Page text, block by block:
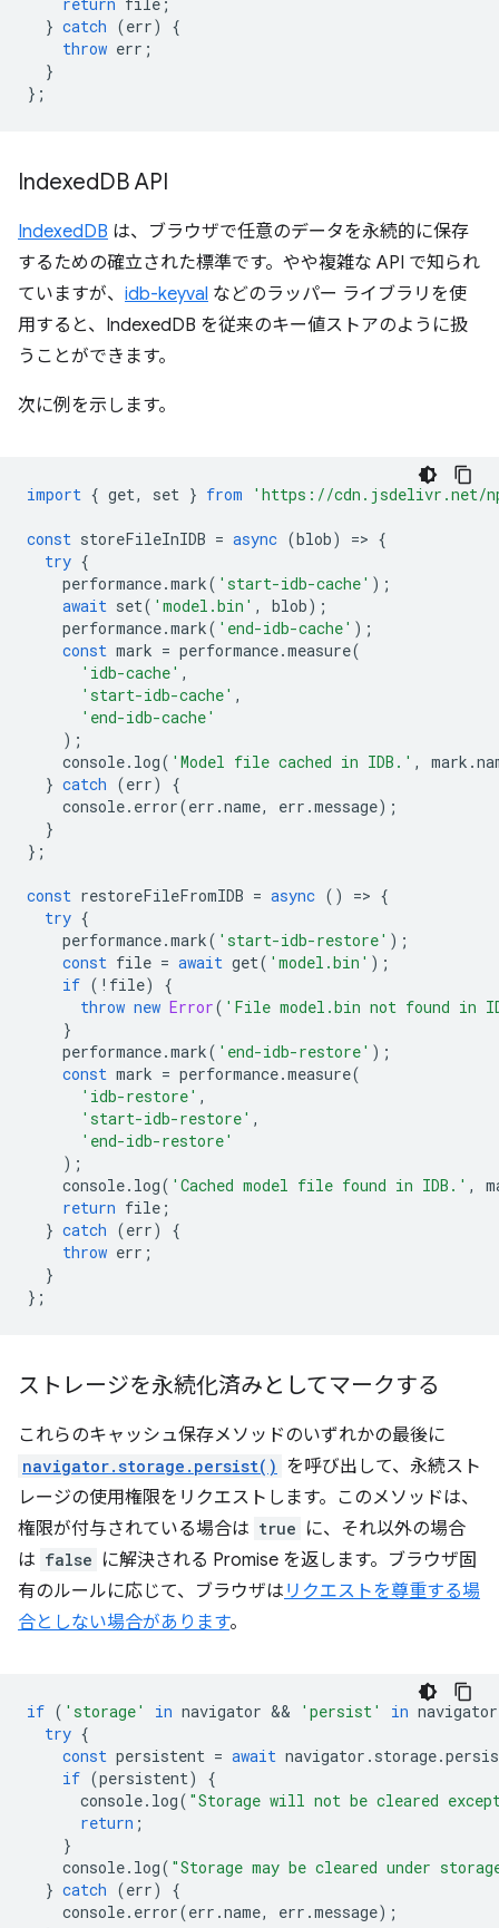
} catch (err)
{
throw err ;
}
};
IndexedDB API
IndexedDB は、ブラウザで任意のデータを永続的に保存
するための確立された標準です。やや複雑な API で知られ
ていますが、 idb-keyval などのラッパー ライブラリを使
用すると、IndexedDB を従来のキー値ストアのように扱
うことができます。
次に例を示します。
import { get, set } from 'https://cdn.jsdelivr.net/
const storeFileInIDB = async (blob) => {
try {
performance.mark( 'start-idb-cache' );
await set( 'model.bin' , blob);
performance.mark( 'end-idb-cache' );
const mark = performance.measure(
'idb-cache' ,
'start-idb-cache' ,
'end-idb-cache'
);
console. log( 'Model file cached in IDB.' , mark .
} catch (err)
{
console. error(err .name, err .message);
}
};
const restoreFileFromIDB = async () => {
try {
performance.mark( 'start-idb-restore' );
const file = await get( 'model.bin' );
if ( ! file)
{
throw new Error( 'File model.bin not found in
}
performance.mark( 'end-idb-restore' );
const mark = performance.measure(
'idb-restore' ,
'start-idb-restore' ,
'end-idb-restore'
);
console. log( 'Cached model file found in IDB.' ,
return file ;
} catch (err)
{
throw err ;
}
};
ストレージを永続化済みとしてマークする
これらのキャッシュ保存メソッドのいずれかの最後に
navigator.storage.persist() を呼び出して、永続スト
レージの使用権限をリクエストします。このメソッドは、
権限が付与されている場合は true に、それ以外の場合
は false に解決される Promise を返します。ブラウザ固
有のルールに応じて、ブラウザは リクエストを尊重する場
合としない場合があります。
if ( 'storage' in navigator && 'persist' in navigator
try {
const persistent = await navigator . storage.
if (persistent)
{
console. log( "Storage will not be cleared
return ;
}
console. log( "Storage may be cleared under
} catch (err)
{
console. error(err .name, err .message);